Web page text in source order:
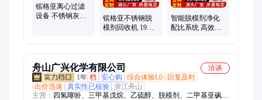
镔格亚离心过滤
设备 不锈钢灰白
镔格亚不锈钢脱
模剂回收机 19出
智能脱模剂净化
配比系统 高效净
舟山广兴化学有限公司
洽谈
1年 档 安心购 综合体验L0
回复及时
出价迅速
真实性已核验 浙江舟山
主营： 四氢噻吩、三甲基戊烷、乙硫醇、脱模剂、二甲基亚砜、